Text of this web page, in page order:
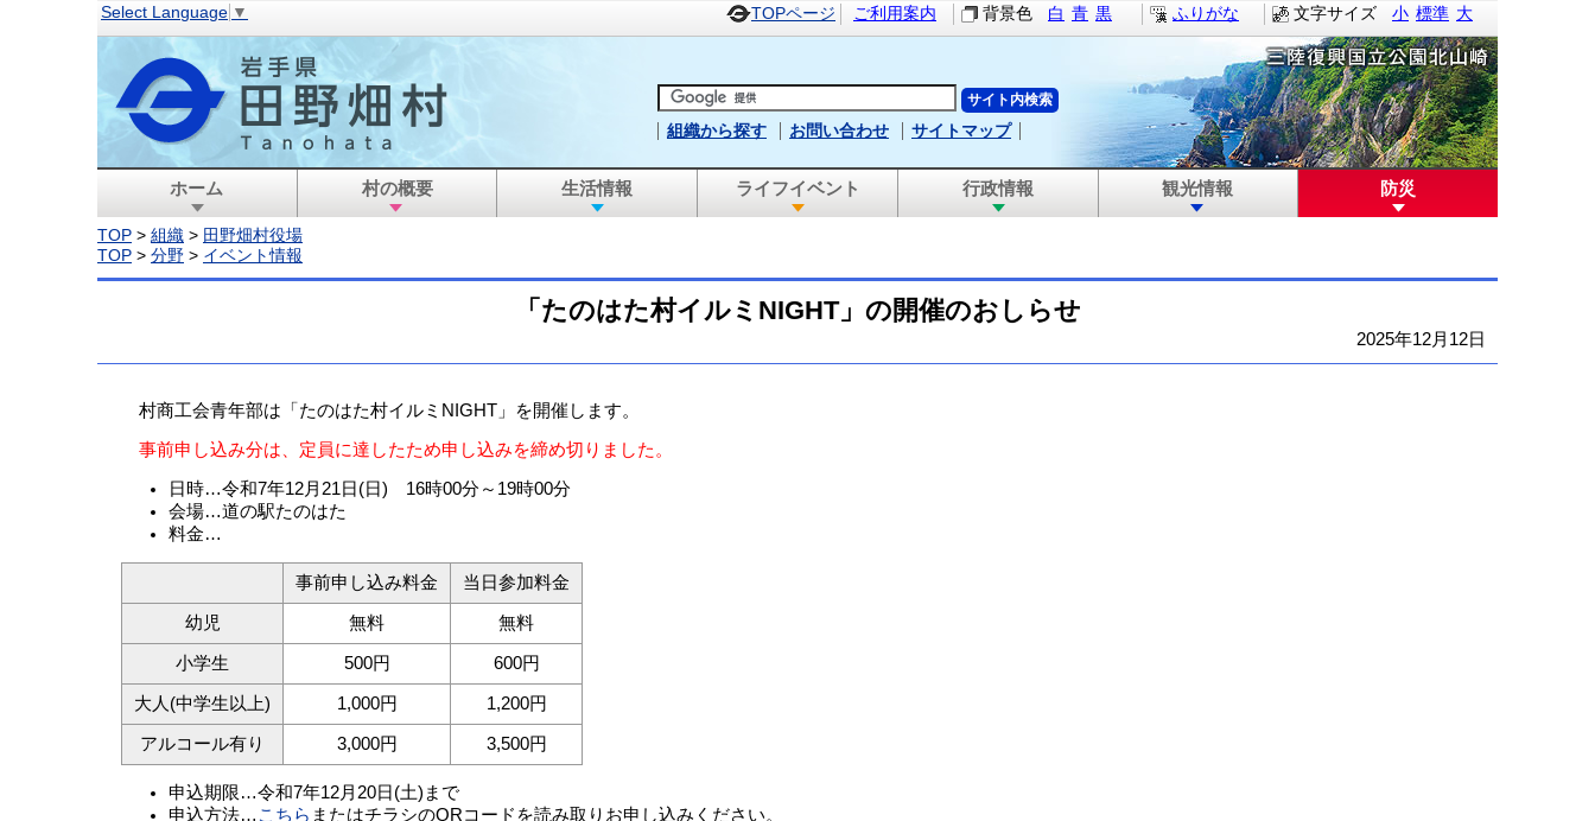
文字サイズ 小 標準 大
Select Language ▼ TOPページ ご利用案内 背景色 白 青 黒 ふりがな
組織から探す お問い合わせ サイトマップ
ホーム 村の概要 生活情報 ライフイベント 行政情報 観光情報 防災
TOP > 組織 > 田野畑村役場
TOP > 分野 > イベント情報
「たのはた村イルミNIGHT」の開催のおしらせ
2025年12月12日
村商工会青年部は「たのはた村イルミNIGHT」を開催します。
事前申し込み分は、定員に達したため申し込みを締め切りました。
日時…令和7年12月21日(日) 16時00分～19時00分
会場…道の駅たのはた
料金…
事前申し込み料金 当日参加料金
幼児 無料 無料
小学生 500円 600円
大人(中学生以上) 1,000円 1,200円
アルコール有り 3,000円 3,500円
申込期限…令和7年12月20日(土)まで
申込方法… こちら またはチラシのQRコードを読み取りお申し込みください。